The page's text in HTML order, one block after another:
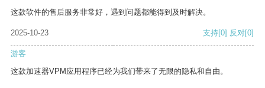
这款软件的售后服务非常好，遇到问题都能得到及时解决。
2025-10-23 支持[0] 反对[0]
游客
这款加速器VPM应用程序已经为我们带来了无限的隐私和自由。